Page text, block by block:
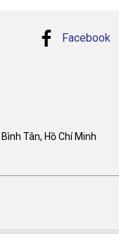
Facebook
Tân, Hồ Chí Minh